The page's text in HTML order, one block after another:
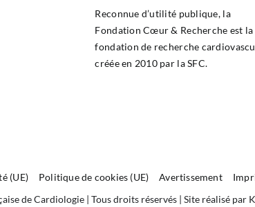
Reconnue d’utilité publique, la
Fondation Cœur & Recherche est la
fondation de recherche
créée en 2010 par la SFC.
(UE) Politique de cookies (UE) Avertissement
de Cardiologie | Tous droits réservés | Site réalisé par